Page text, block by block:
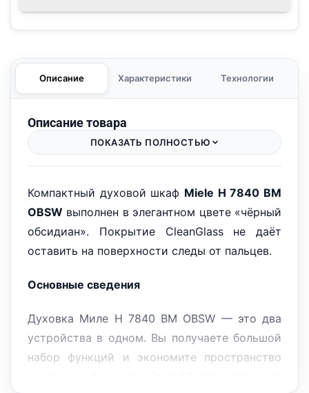
Описание Характеристики Технологии
Описание товара
ПОКАЗАТЬ ПОЛНОСТЬЮ
Компактный духовой шкаф Miele H 7840 BM
OBSW выполнен в элегантном цвете «чёрный
обсидиан». Покрытие CleanGlass не даёт
оставить на поверхности следы от пальцев.
Основные сведения
Духовка Миле H 7840 BM OBSW — это два
устройства в одном. Вы получаете большой
набор функций и экономите пространство